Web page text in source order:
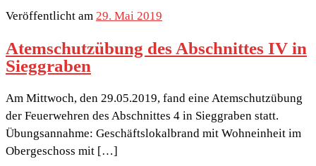
Veröffentlicht am 29. Mai 2019
Atemschutzübung des Abschnittes IV in
Sieggraben
Am Mittwoch, den 29.05.2019, fand eine Atemschutzübung
der Feuerwehren des Abschnittes 4 in Sieggraben statt.
Übungsannahme: Geschäftslokalbrand mit Wohneinheit im
Obergeschoss mit […]